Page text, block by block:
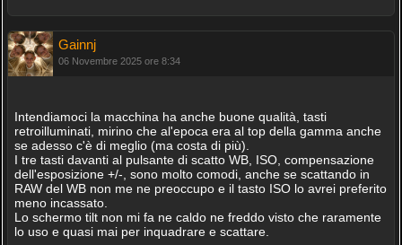
Gainnj
06 Novembre 2025 ore 8:34
Intendiamoci la macchina ha anche buone qualità, tasti
retroilluminati, mirino che al'epoca era al top della gamma anche
se adesso c'è di meglio (ma costa di più).
I tre tasti davanti al pulsante di scatto WB, ISO, compensazione
dell'esposizione +/-, sono molto comodi, anche se scattando in
RAW del WB non me ne preoccupo e il tasto ISO lo avrei preferito
meno incassato.
Lo schermo tilt non mi fa ne caldo ne freddo visto che raramente
lo uso e quasi mai per inquadrare e scattare.